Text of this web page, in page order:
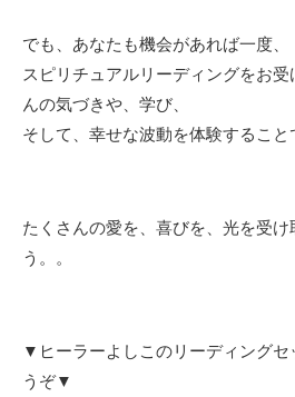
でも、あなたも機会があれば一度、
スピリチュアルリーディングをお
んの気づきや、学び、
そして、幸せな波動を体験すること
たくさんの愛を、喜びを、光を受
う。。
▼ヒーラーよしこのリーディング
うぞ▼